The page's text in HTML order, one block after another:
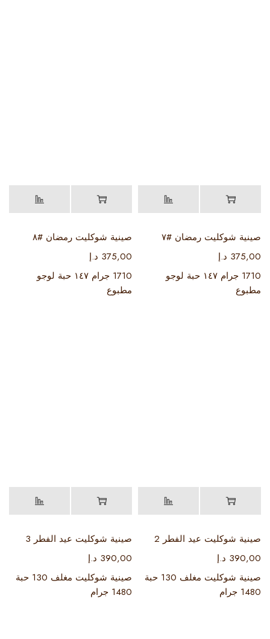
صينية شوكليت رمضان #٧
375,00 د.إ
1710 جرام ١٤٧ حبة لوجو
مطبوع
صينية شوكليت رمضان #٨
375,00 د.إ
1710 جرام ١٤٧ حبة لوجو
مطبوع
صينية شوكليت عيد الفطر 2
390,00 د.إ
صينية شوكليت مغلف 130 حبة
1480 جرام
صينية شوكليت عيد الفطر 3
390,00 د.إ
صينية شوكليت مغلف 130 حبة
1480 جرام